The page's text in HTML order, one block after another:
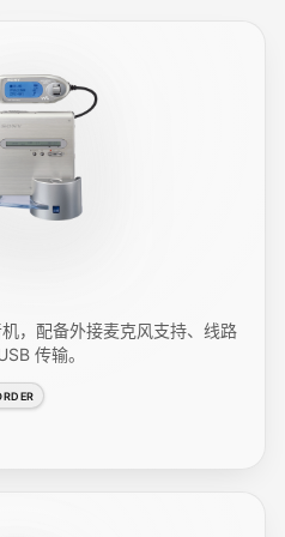
，配备外接麦克风支持、线路
传输。